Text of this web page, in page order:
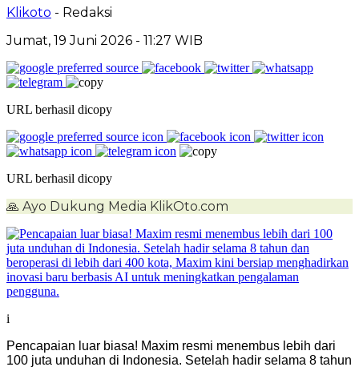
Klikoto - Redaksi
Jumat, 19 Juni 2026 - 11:27 WIB
URL berhasil dicopy
URL berhasil dicopy
🙏 Ayo Dukung Media KlikOto.com
i
Pencapaian luar biasa! Maxim resmi menembus lebih dari
100 juta unduhan di Indonesia. Setelah hadir selama 8 tahun